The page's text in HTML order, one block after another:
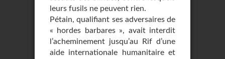
leurs fusils ne peuvent rien.
Pétain, qualifiant ses adversaires de
« hordes barbares », avait interdit
l’acheminement jusqu’au Rif d’une
aide internationale humanitaire et